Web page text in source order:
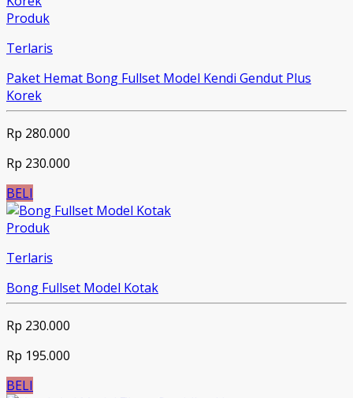
Produk
Terlaris
Paket Hemat Bong Fullset Model Kendi Gendut Plus
Korek
Rp 280.000
Rp 230.000
BELI
Produk
Terlaris
Bong Fullset Model Kotak
Rp 230.000
Rp 195.000
BELI